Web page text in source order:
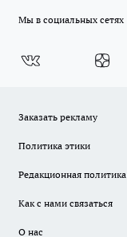
Мы в социальных сетях
Заказать рекламу
Политика этики
Редакционная политика
Как с нами связаться
О нас